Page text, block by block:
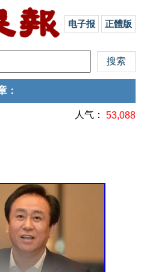
电子报 正體版
：
人气： 53,088